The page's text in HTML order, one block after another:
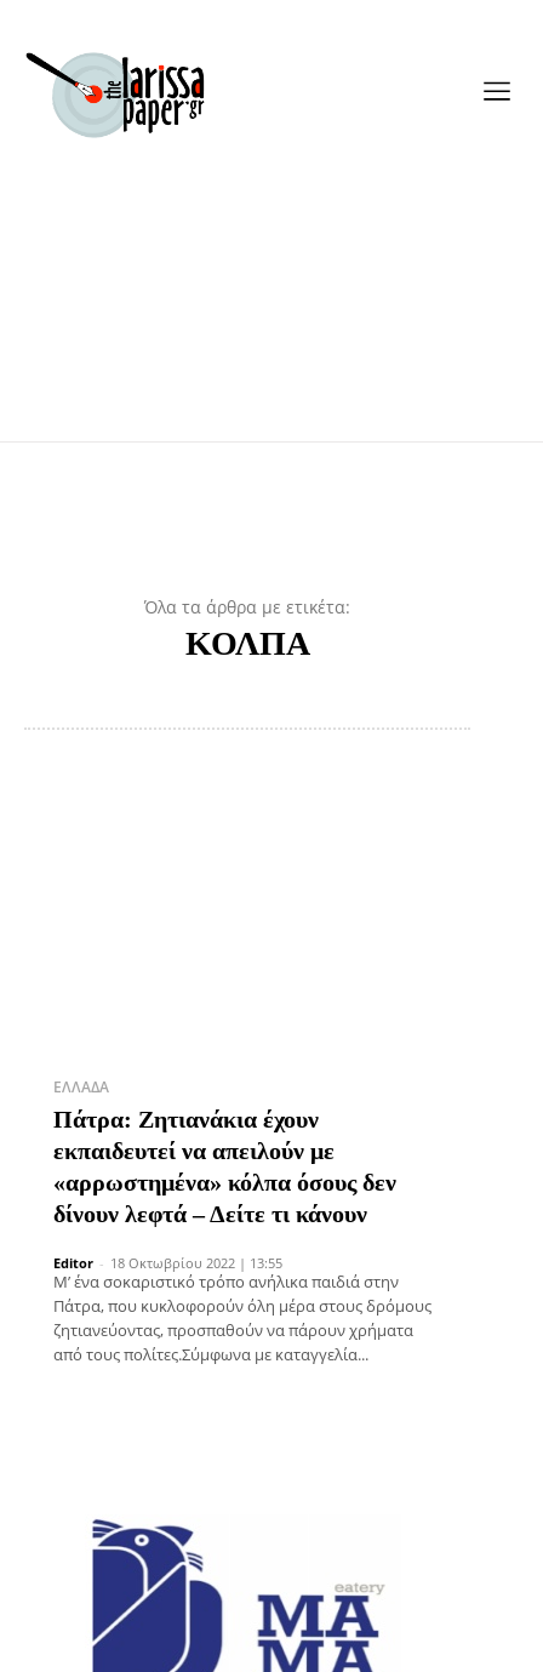
Όλα τα άρθρα με ετικέτα:
ΚΟΛΠΑ
ΕΛΛΆΔΑ
Πάτρα: Ζητιανάκια έχουν
εκπαιδευτεί να απειλούν με
«αρρωστημένα» κόλπα όσους δεν
δίνουν λεφτά – Δείτε τι κάνουν
Editor - 18 Οκτωβρίου 2022 | 13:55
Μ’ ένα σοκαριστικό τρόπο ανήλικα παιδιά στην
Πάτρα, που κυκλοφορούν όλη μέρα στους δρόμους
ζητιανεύοντας, προσπαθούν να πάρουν χρήματα
από τους πολίτες.Σύμφωνα με καταγγελία...